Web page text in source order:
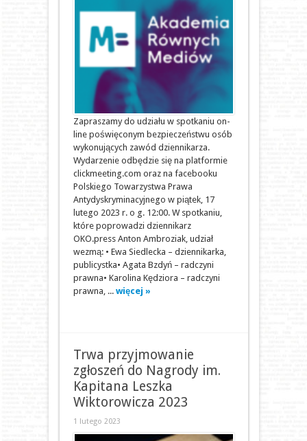
Zapraszamy do udziału w spotkaniu on-
line poświęconym bezpieczeństwu osób
wykonujących zawód dziennikarza.
Wydarzenie odbędzie się na platformie
clickmeeting.com oraz na facebooku
Polskiego Towarzystwa Prawa
Antydyskryminacyjnego w piątek, 17
lutego 2023 r. o g. 12:00. W spotkaniu,
które poprowadzi dziennikarz
OKO.press Anton Ambroziak, udział
wezmą: • Ewa Siedlecka – dziennikarka,
publicystka• Agata Bzdyń – radczyni
prawna• Karolina Kędziora – radczyni
prawna, ... więcej »
Trwa przyjmowanie
zgłoszeń do Nagrody im.
Kapitana Leszka
Wiktorowicza 2023
1 lutego 2023